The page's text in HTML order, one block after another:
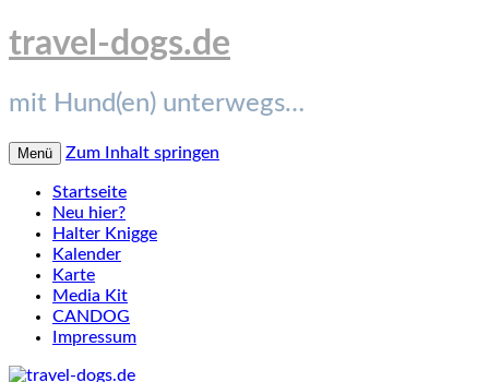
travel-dogs.de
mit Hund(en) unterwegs…
Menü Zum Inhalt springen
Startseite
Neu hier?
Halter Knigge
Kalender
Karte
Media Kit
CANDOG
Impressum